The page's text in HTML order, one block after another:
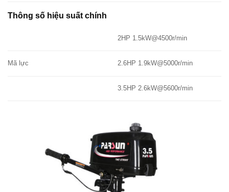
Thông số hiệu suất chính
2HP 1.5kW@4500r/min
Mã lực 2.6HP 1.9kW@5000r/min
3.5HP 2.6kW@5600r/min